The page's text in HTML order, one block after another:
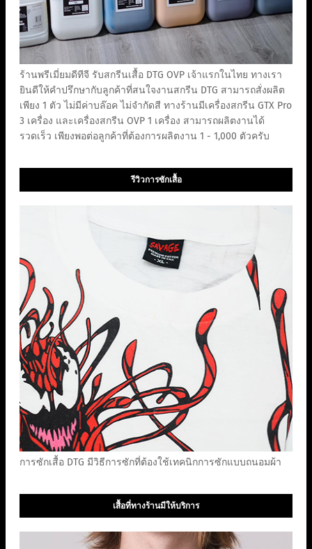
ร้านพรีเมี่ยมดีทีจี รับสกรีนเสื้อ DTG OVP เจ้าแรกในไทย ทางเรา
ยินดีให้คำปรึกษากับลูกค้าที่สนใจงานสกรีน DTG สามารถสั่งผลิต
เพียง 1 ตัว ไม่มีค่าบล๊อค ไม่จำกัดสี ทางร้านมีเครื่องสกรีน GTX Pro
3 เครื่อง และเครื่องสกรีน OVP 1 เครื่อง สามารถผลิตงานได้
รวดเร็ว เพียงพอต่อลูกค้าที่ต้องการผลิตงาน 1 - 1,000 ตัวครับ
รีวิวการซักเสื้อ
การซักเสื้อ DTG มีวิธีการซักที่ต้องใช้เทคนิกการซักแบบถนอมผ้า
เสื้อที่ทางร้านมีให้บริการ